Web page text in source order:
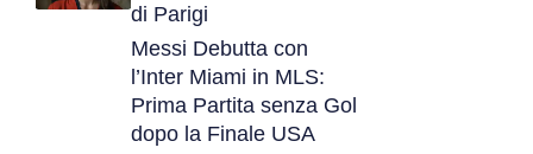
di Parigi
Messi Debutta con
l’Inter Miami in MLS:
Prima Partita senza Gol
dopo la Finale USA